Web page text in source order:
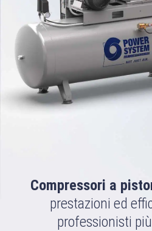
Compressori a
prestazioni ed
professionisti